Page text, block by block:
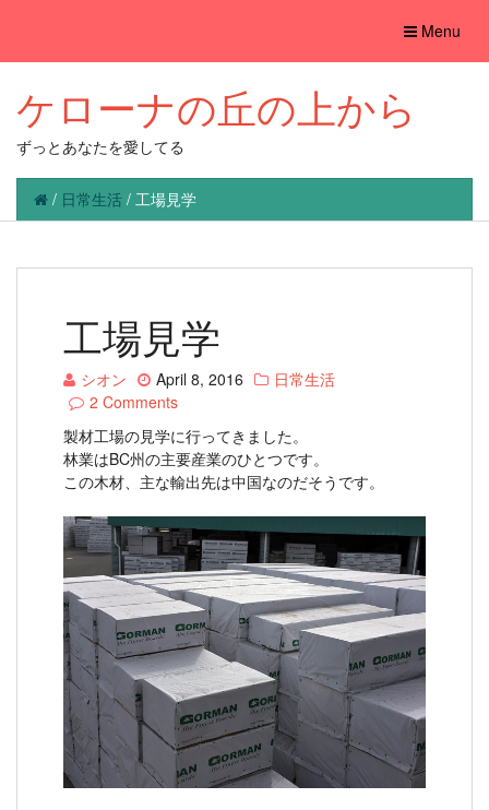
Toggle
Menu
ケローナの丘の上から
ずっとあなたを愛してる
/ 日常生活 / 工場見学
工場見学
シオン April 8, 2016
日常生活
2 Comments
製材工場の見学に行ってきました。
林業はBC州の主要産業のひとつです。
この木材、主な輸出先は中国なのだそうです。